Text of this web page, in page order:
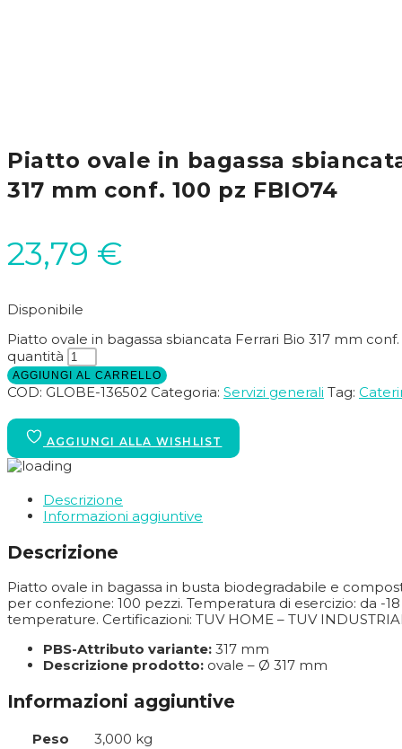
Piatto ovale in bagassa
317 mm conf. 100 pz FBIO74
23,79 €
Disponibile
Piatto ovale in bagassa sbiancata Ferrari Bio 317 mm
quantità
AGGIUNGI AL CARRELLO
COD: GLOBE-136502 Categoria: Servizi generali Tag:
Descrizione
Informazioni aggiuntive
Descrizione
Piatto ovale in bagassa in busta biodegradabile e
per confezione: 100 pezzi. Temperatura di esercizio: da -
temperature. Certificazioni: TUV HOME – TUV
PBS-Attributo variante: 317 mm
Descrizione prodotto: ovale – Ø 317 mm
Informazioni aggiuntive
Peso
3,000 kg